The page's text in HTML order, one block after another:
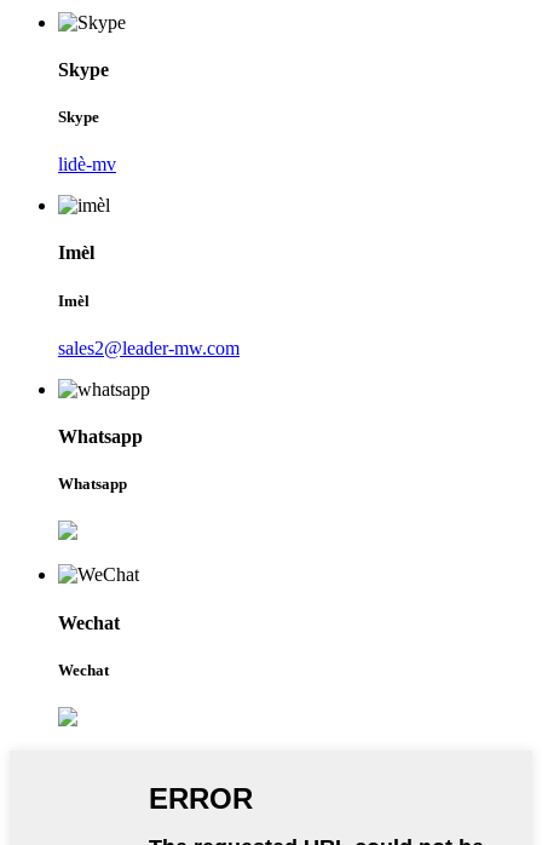
Skype
Skype
lidè-mv
Imèl
Imèl
sales2@leader-mw.com
Whatsapp
Whatsapp
Wechat
Wechat